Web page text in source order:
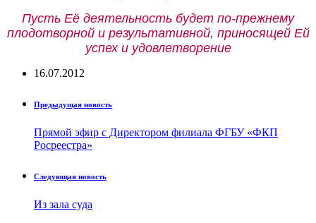
Пусть Её деятельность будет по-прежнему
плодотворной и результативной, приносящей Ей
успех и удовлетворение
16.07.2012
Предыдущая новость
Прямой эфир с Директором филиала ФГБУ «ФКП
Росреестра»
Следующая новость
Из зала суда